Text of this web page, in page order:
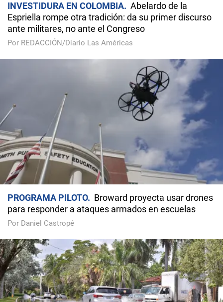
INVESTIDURA EN COLOMBIA
Abelardo de la
Espriella rompe otra tradición: da su primer discurso
ante militares, no ante el Congreso
Por REDACCIÓN/Diario Las Américas
PROGRAMA PILOTO
Broward proyecta usar drones
para responder a ataques armados en escuelas
Por Daniel Castropé